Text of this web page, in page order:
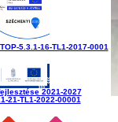
5.3.1-16-TL1-2017-0001
2021-2027
21-TL1-2022-00001